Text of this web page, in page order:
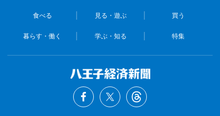
食べる 見る・遊ぶ 買う
暮らす・働く 学ぶ・知る 特集